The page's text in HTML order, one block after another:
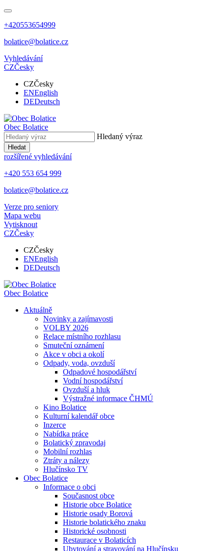
+420553654999
bolatice@bolatice.cz
Vyhledávání
CZČesky
CZČesky
ENEnglish
DEDeutsch
Obec Bolatice
Hledaný výraz
Hledat
rozšířené vyhledávání
+420 553 654 999
bolatice@bolatice.cz
Verze pro seniory
Mapa webu
Vytisknout
CZČesky
CZČesky
ENEnglish
DEDeutsch
Obec Bolatice
Aktuálně
Novinky a zajímavosti
VOLBY 2026
Relace místního rozhlasu
Smuteční oznámení
Akce v obci a okolí
Odpady, voda, ovzduší
Odpadové hospodářství
Vodní hospodářství
Ovzduší a hluk
Výstražné informace ČHMÚ
Kino Bolatice
Kulturní kalendář obce
Inzerce
Nabídka práce
Bolatický zpravodaj
Mobilní rozhlas
Ztráty a nálezy
Hlučínsko TV
Obec Bolatice
Informace o obci
Současnost obce
Historie obce Bolatice
Historie osady Borová
Historie bolatického znaku
Historické osobnosti
Restaurace v Bolaticích
Ubytování a stravování na Hlučínsku